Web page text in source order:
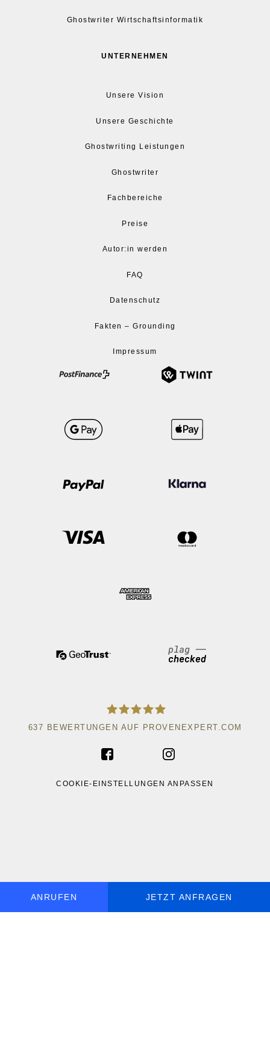
Ghostwriter Wirtschaftsinformatik
UNTERNEHMEN
Unsere Vision
Unsere Geschichte
Ghostwriting Leistungen
Ghostwriter
Fachbereiche
Preise
Autor:in werden
FAQ
Datenschutz
Fakten – Grounding
Impressum
637 BEWERTUNGEN AUF PROVENEXPERT.COM
ANRUFEN JETZT ANFRAGEN
COOKIE-EINSTELLUNGEN ANPASSEN